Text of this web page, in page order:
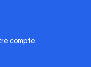
compte